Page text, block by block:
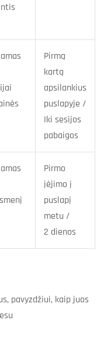
Pirmą
kartą
apsilankius
puslapyje /
Iki sesijos
pabaigos
Pirmo
įėjimo į
puslapį
metu /
2 dienos
pavyzdžiui, kaip juos